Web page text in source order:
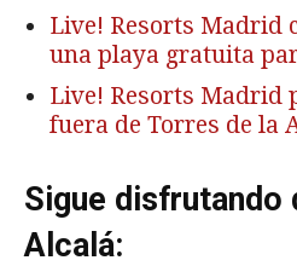
Live! Resorts Madrid
una playa gratuita
Live! Resorts Madrid
fuera de Torres de la
Sigue disfrutando
Alcalá: